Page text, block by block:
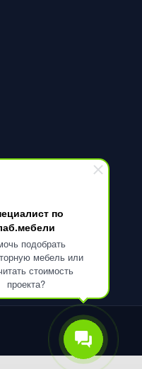
по
подобрать
мебель или
стоимость
проекта?
18